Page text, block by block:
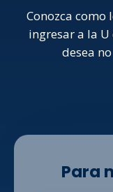
Conozca
ingresar a la
desea
Para